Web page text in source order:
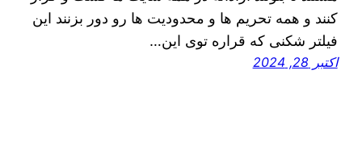
کنند و همه تحریم ها و محدودیت ها رو دور بزنند این
فیلتر شکنی که قراره توی اين…
اکتبر 28, 2024